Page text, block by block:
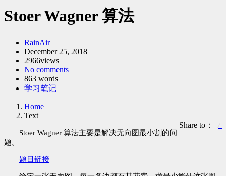
Stoer Wagner 算法
Author：
RainAir
发
布
时
间：
December 25, 2018
2966views
No comments
863 words
Categories：
学习笔记
Home
Text
Share to：
Stoer Wagner 算法主要是解决无向图最小割的问
题。
题目链接